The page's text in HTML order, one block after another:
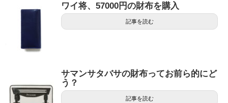
ワイ将、57000円の財布を購入
記事を読む
サマンサタバサの財布ってお前ら的にど
う？
記事を読む